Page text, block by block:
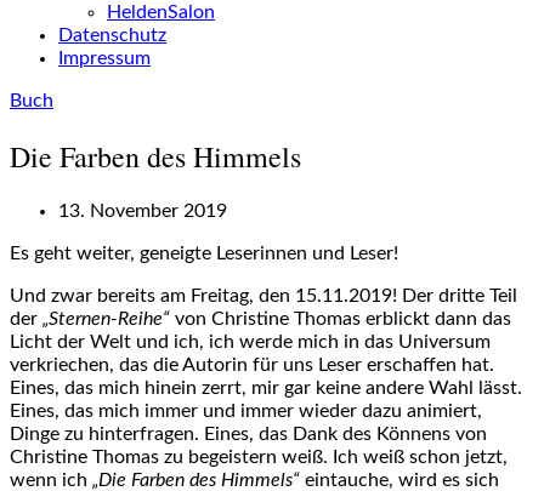
HeldenSalon
Datenschutz
Impressum
Buch
Die Farben des Himmels
13. November 2019
Es geht weiter, geneigte Leserinnen und Leser!
Und zwar bereits am Freitag, den 15.11.2019! Der dritte Teil
der „Sternen-Reihe“ von Christine Thomas erblickt dann das
Licht der Welt und ich, ich werde mich in das Universum
verkriechen, das die Autorin für uns Leser erschaffen hat.
Eines, das mich hinein zerrt, mir gar keine andere Wahl lässt.
Eines, das mich immer und immer wieder dazu animiert,
Dinge zu hinterfragen. Eines, das Dank des Könnens von
Christine Thomas zu begeistern weiß. Ich weiß schon jetzt,
wenn ich „Die Farben des Himmels“ eintauche, wird es sich